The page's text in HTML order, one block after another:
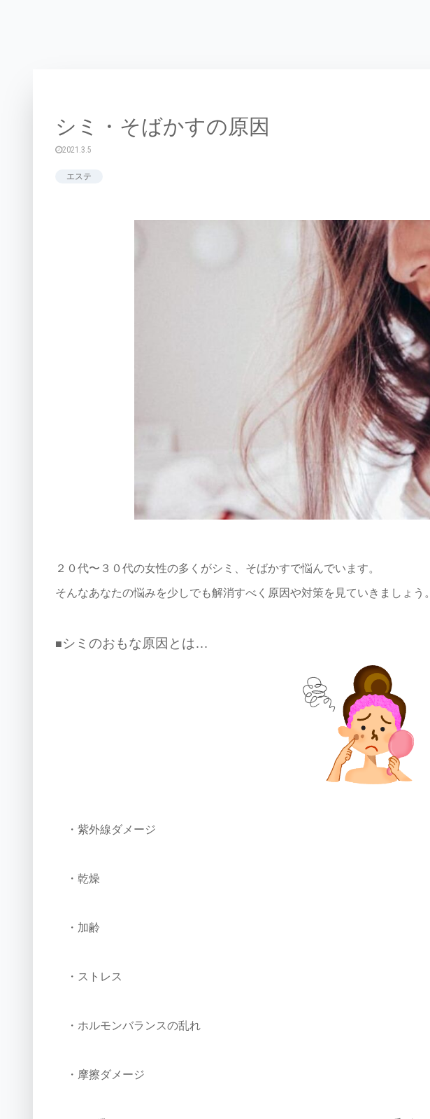
シミ・そばかすの原因
2021.3.5
エステ
２０代〜３０代の女性の多くがシミ、そばかすで悩んでいます。
そんなあなたの悩みを少しでも解消すべく原因や対策を見ていきましょう。
■シミのおもな原因とは…
・紫外線ダメージ
・乾燥
・加齢
・ストレス
・ホルモンバランスの乱れ
・摩擦ダメージ